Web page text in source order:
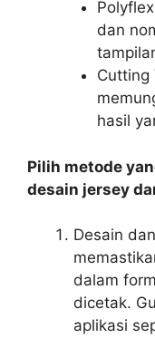
dan
Cutting
hasil
Pilih metode
desain jersey
Desain
dalam
dicetak.
aplikasi